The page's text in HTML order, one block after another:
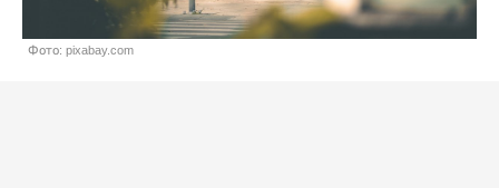
Фото: pixabay.com